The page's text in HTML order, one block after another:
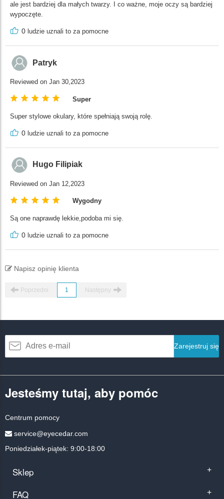
ale jest bardziej dla małych twarzy. I co ważne, moje oczy są bardziej
wypoczęte.
0 ludzie uznali to za pomocne
Patryk
Reviewed on Jan 30,2023
Super
Super stylowe okulary, które spełniają swoją rolę.
0 ludzie uznali to za pomocne
Hugo Filipiak
Reviewed on Jan 12,2023
Wygodny
Są one naprawdę lekkie,podoba mi się.
0 ludzie uznali to za pomocne
Napisz opinię klienta
Poprzedni 1 Następny
Zarejestruj się
Jesteśmy tutaj, aby pomóc
Centrum pomocy
service@eyecedar.com
Poniedziałek-piątek: 9:00-18:00
Sklep +
FAQ +